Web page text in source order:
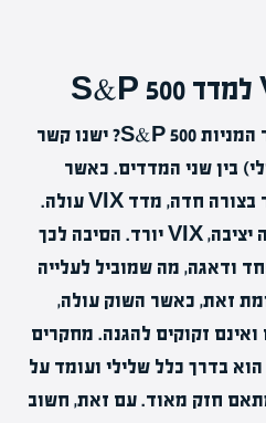
מה זה מדד VIX ביחס למדד המניות S&P 500? ישנו קשר
בין שני המדדים. כאשר
מדד S&P 500 יורד, במיוחד בצורה חדה, מדד VIX עולה.
כאשר S&P 500 עולה בצורה יציבה, VIX יורד. הסיבה לכך
ודאגה, מה שמוביל לעלייה
זאת, כאשר השוק עולה,
זקוקים להגנה. מחקרים
בדרך כלל שלילי ועומד על
למתאם חזק מאוד. עם זאת, חשוב